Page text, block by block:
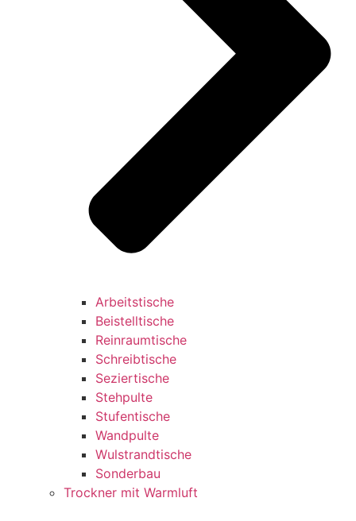
Arbeitstische
Beistelltische
Reinraumtische
Schreibtische
Seziertische
Stehpulte
Stufentische
Wandpulte
Wulstrandtische
Sonderbau
Trockner mit Warmluft